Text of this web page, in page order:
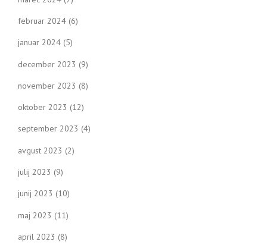
februar 2024 (6)
januar 2024 (5)
december 2023 (9)
november 2023 (8)
oktober 2023 (12)
september 2023 (4)
avgust 2023 (2)
julij 2023 (9)
junij 2023 (10)
maj 2023 (11)
april 2023 (8)